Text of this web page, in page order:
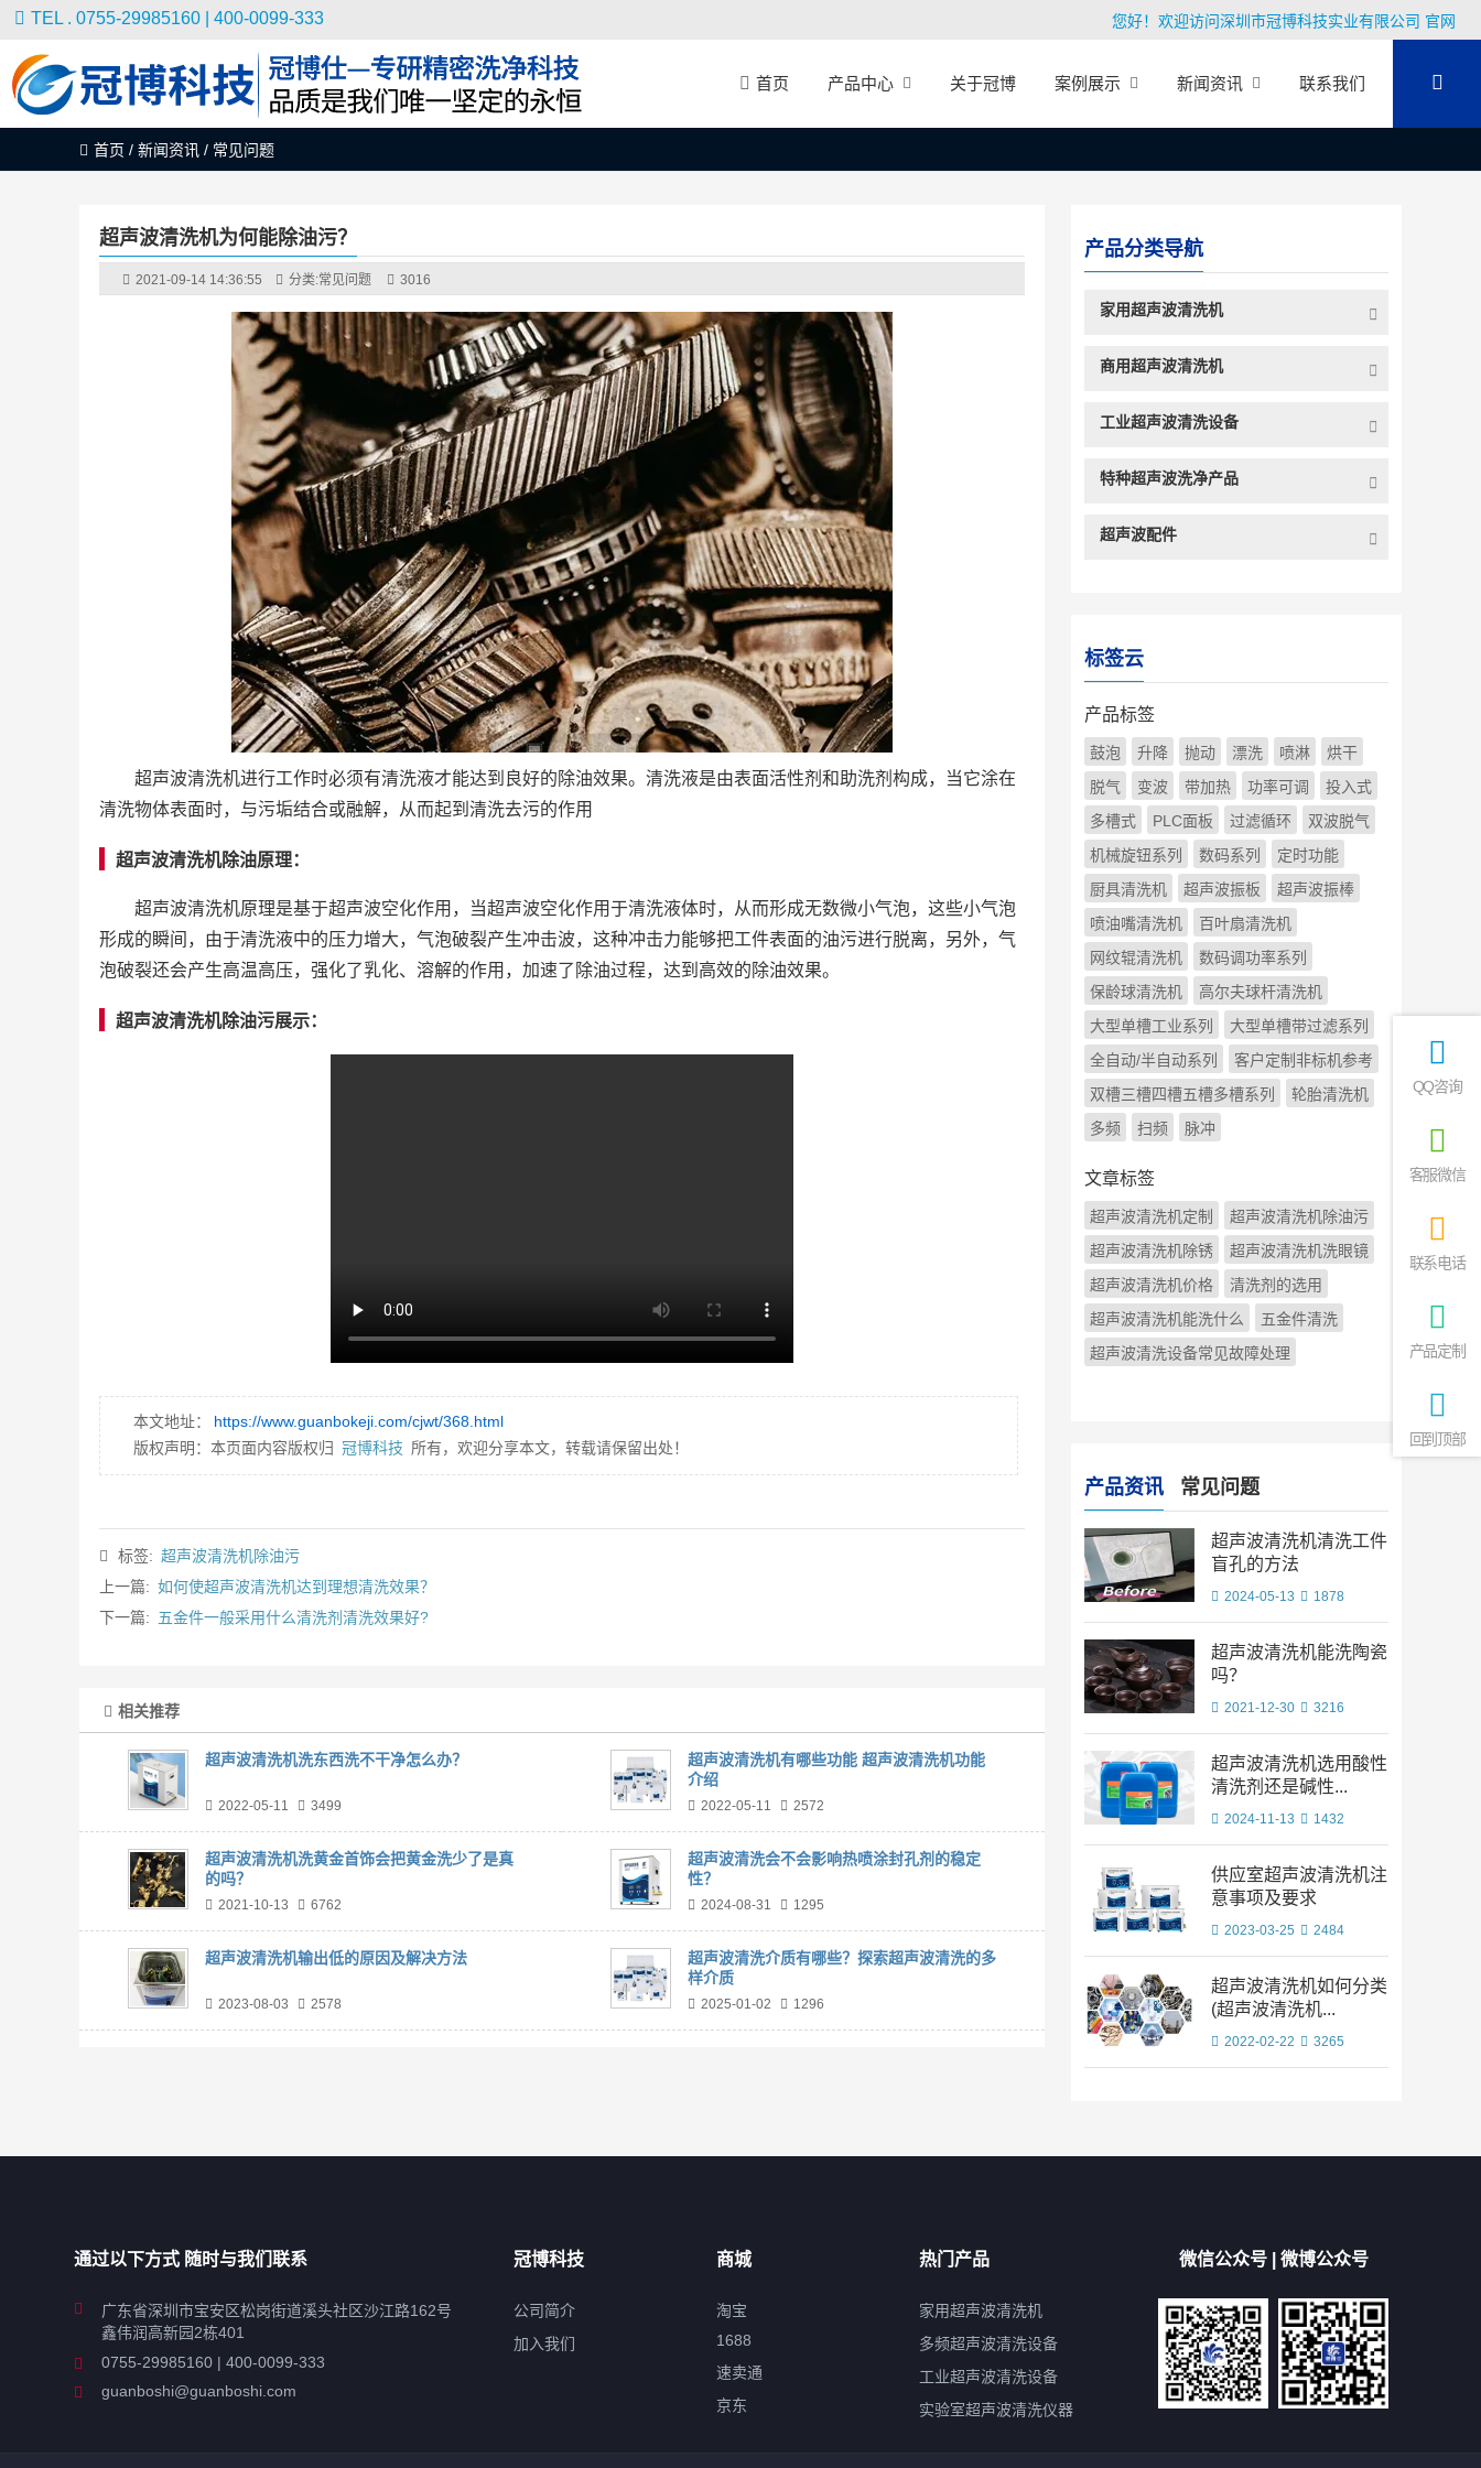
TEL . 0755-29985160 | 400-0099-333 您好！欢迎访问深圳市冠博科技实业有限公司 官网
首页 产品中心 关于冠博 案例展示 新闻资讯 联系我们
首页 / 新闻资讯 / 常见问题
超声波清洗机为何能除油污？
2021-09-14 14:36:55 分类:常见问题 3016
超声波清洗机进行工作时必须有清洗液才能达到良好的除油效果。清洗液是由表面活性剂和助洗剂构成，当它涂在
清洗物体表面时，与污垢结合或融解，从而起到清洗去污的作用
超声波清洗机除油原理：
超声波清洗机原理是基于超声波空化作用，当超声波空化作用于清洗液体时，从而形成无数微小气泡，这些小气泡
形成的瞬间，由于清洗液中的压力增大，气泡破裂产生冲击波，这种冲击力能够把工件表面的油污进行脱离，另外，气
泡破裂还会产生高温高压，强化了乳化、溶解的作用，加速了除油过程，达到高效的除油效果。
超声波清洗机除油污展示：
本文地址：
https://www.guanbokeji.com/cjwt/368.html
版权声明：本页面内容版权归 冠博科技 所有，欢迎分享本文，转载请保留出处！
标签: 超声波清洗机除油污
上一篇: 如何使超声波清洗机达到理想清洗效果？
下一篇: 五金件一般采用什么清洗剂清洗效果好?
相关推荐
超声波清洗机洗东西洗不干净怎么办？
2022-05-11 3499
超声波清洗机有哪些功能 超声波清洗机功能
介绍
2022-05-11 2572
超声波清洗机洗黄金首饰会把黄金洗少了是真
的吗？
2021-10-13 6762
超声波清洗会不会影响热喷涂封孔剂的稳定
性？
2024-08-31 1295
超声波清洗机输出低的原因及解决方法
2023-08-03 2578
超声波清洗介质有哪些？探索超声波清洗的多
样介质
2025-01-02 1296
产品分类导航
家用超声波清洗机
商用超声波清洗机
工业超声波清洗设备
特种超声波洗净产品
超声波配件
标签云
产品标签
鼓泡 升降 抛动 漂洗 喷淋
烘干
脱气
变波 带加热 功率可调
投入式
多槽式
PLC面板 过滤循环
双波脱气
机械旋钮系列
数码系列
定时功能
厨具清洗机
超声波振板
超声波振棒
喷油嘴清洗机
百叶扇清洗机
网纹辊清洗机
数码调功率系列
保龄球清洗机
高尔夫球杆清洗机
大型单槽工业系列
大型单槽带过滤系列
全自动/半自动系列
客户定制非标机参考
双槽三槽四槽五槽多槽系列
轮胎清洗机
多频
扫频 脉冲
文章标签
超声波清洗机定制
超声波清洗机除油污
超声波清洗机除锈
超声波清洗机洗眼镜
超声波清洗机价格
清洗剂的选用
超声波清洗机能洗什么
五金件清洗
超声波清洗设备常见故障处理
产品资讯 常见问题
超声波清洗机清洗工件
盲孔的方法
2024-05-13 1878
超声波清洗机能洗陶瓷
吗？
2021-12-30 3216
超声波清洗机选用酸性
清洗剂还是碱性...
2024-11-13 1432
供应室超声波清洗机注
意事项及要求
2023-03-25 2484
超声波清洗机如何分类
(超声波清洗机...
2022-02-22 3265
通过以下方式 随时与我们联系
广东省深圳市宝安区松岗街道溪头社区沙江路162号
鑫伟润高新园2栋401
0755-29985160 | 400-0099-333
guanboshi@guanboshi.com
冠博科技
公司简介
加入我们
商城
淘宝
1688
速卖通
京东
热门产品
家用超声波清洗机
多频超声波清洗设备
工业超声波清洗设备
实验室超声波清洗仪器
微信公众号 | 微博公众号
QQ咨询
客服微信
联系电话
产品定制
回到顶部